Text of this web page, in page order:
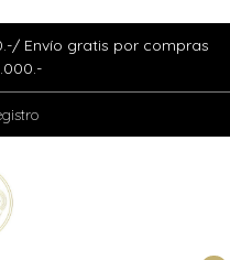
Envío gratis por compras